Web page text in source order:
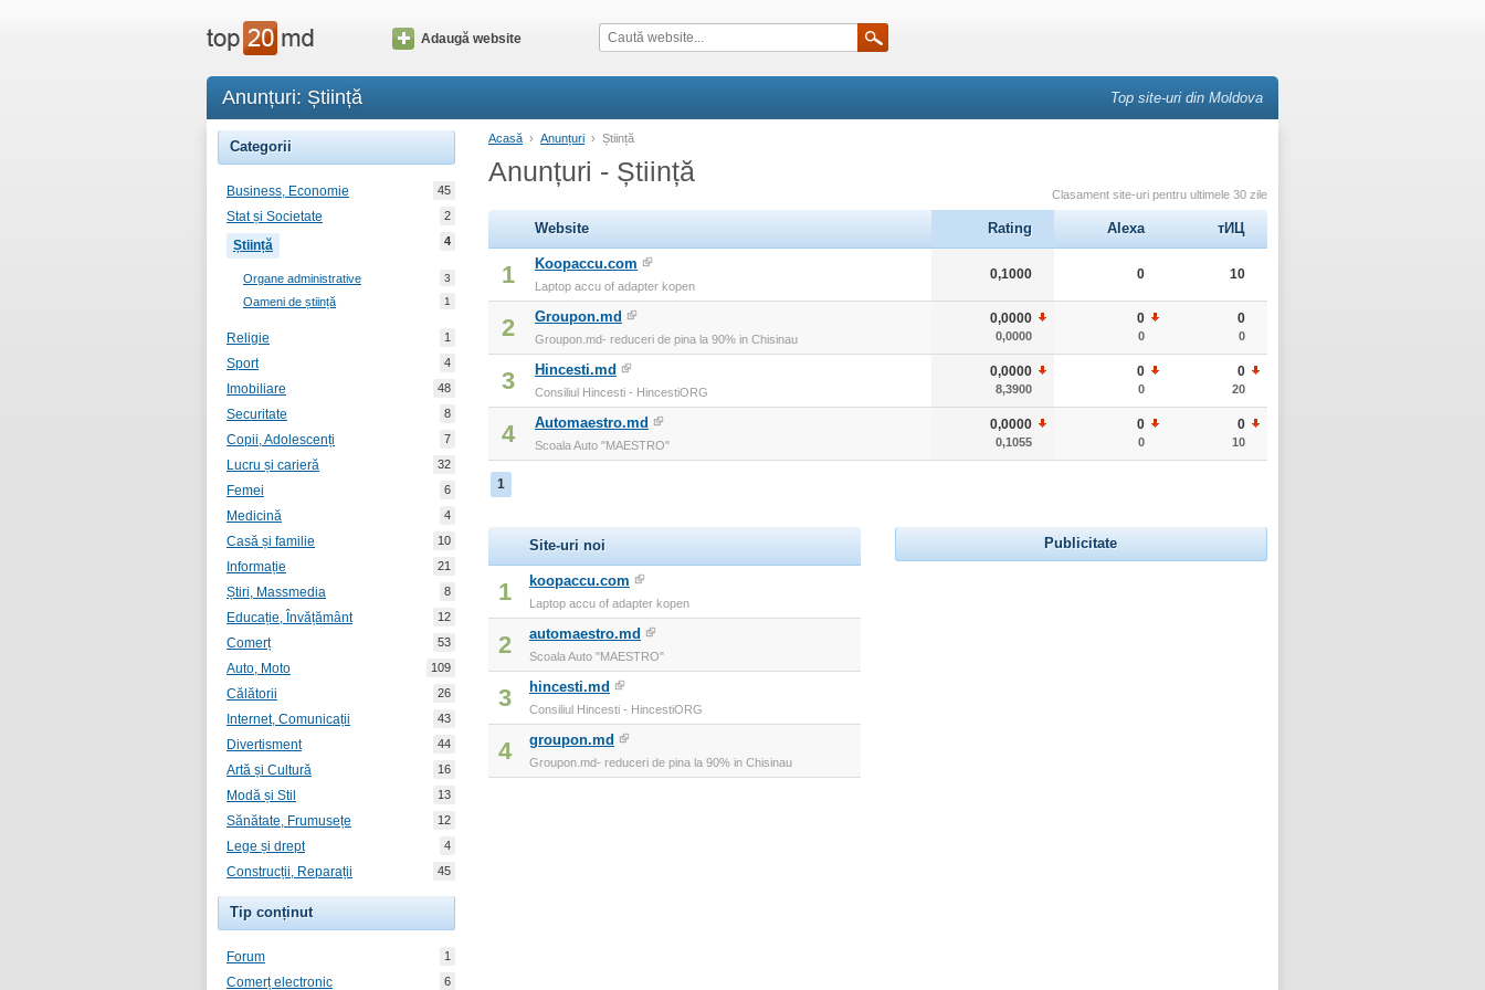
Adaugă website
Anunțuri: Știință Top site-uri din Moldova
Categorii
Business, Economie 45
Stat și Societate 2
Știință 4
Organe administrative 3
Oameni de știință 1
Religie 1
Sport 4
Imobiliare 48
Securitate 8
Copii, Adolescenți 7
Lucru și carieră 32
Femei 6
Medicină 4
Casă și familie 10
Informație 21
Știri, Massmedia 8
Educație, Învățământ 12
Comerț 53
Auto, Moto 109
Călătorii 26
Internet, Comunicații 43
Divertisment 44
Artă și Cultură 16
Modă și Stil 13
Sănătate, Frumusețe 12
Lege și drept 4
Construcții, Reparații 45
Tip conținut
Forum 1
Comerț electronic 6
Acasă › Anunțuri › Știință
Anunțuri - Știință
Clasament site-uri pentru ultimele 30 zile
Website Rating Alexa тИЦ
1 Koopaccu.com
Laptop accu of adapter kopen
0,1000 0 10
2 Groupon.md
Groupon.md- reduceri de pina la 90% in Chisinau
0,0000
0,0000
0
0
0
0
3 Hincesti.md
Consiliul Hincesti - HincestiORG
0,0000
8,3900
0
0
0
20
4 Automaestro.md
Scoala Auto "MAESTRO"
0,0000
0,1055
0
0
0
10
1
Site-uri noi
1 koopaccu.com
Laptop accu of adapter kopen
2 automaestro.md
Scoala Auto "MAESTRO"
3 hincesti.md
Consiliul Hincesti - HincestiORG
4 groupon.md
Groupon.md- reduceri de pina la 90% in Chisinau
Publicitate